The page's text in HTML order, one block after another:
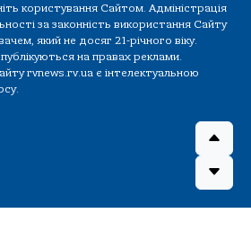
користування Сайтом. Адміністрація
за законність використання Сайту
який не досяг 21-річного віку.
на правах реклами.
rvnews.rv.ua є інтелектуальною